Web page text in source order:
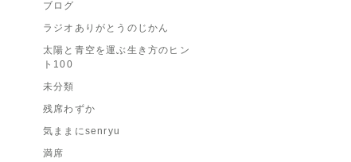
ブログ
ラジオありがとうのじかん
太陽と青空を運ぶ生き方のヒン
ト100
未分類
残席わずか
気ままにsenryu
満席